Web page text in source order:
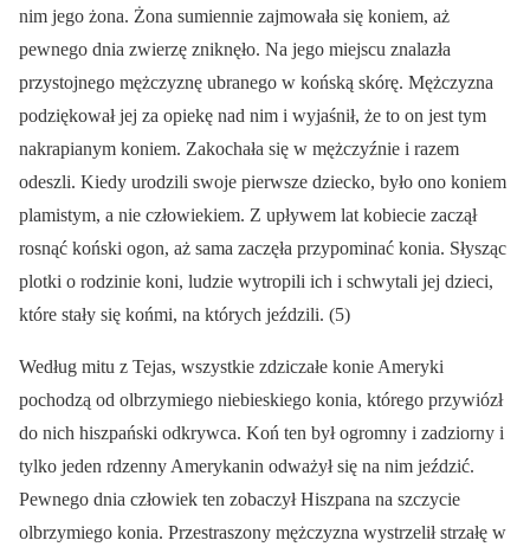
nim jego żona. Żona sumiennie zajmowała się koniem, aż
pewnego dnia zwierzę zniknęło. Na jego miejscu znalazła
przystojnego mężczyznę ubranego w końską skórę. Mężczyzna
podziękował jej za opiekę nad nim i wyjaśnił, że to on jest tym
nakrapianym koniem. Zakochała się w mężczyźnie i razem
odeszli. Kiedy urodzili swoje pierwsze dziecko, było ono koniem
plamistym, a nie człowiekiem. Z upływem lat kobiecie zaczął
rosnąć koński ogon, aż sama zaczęła przypominać konia. Słysząc
plotki o rodzinie koni, ludzie wytropili ich i schwytali jej dzieci,
które stały się końmi, na których jeździli. (5)
Według mitu z Tejas, wszystkie zdziczałe konie Ameryki
pochodzą od olbrzymiego niebieskiego konia, którego przywiózł
do nich hiszpański odkrywca. Koń ten był ogromny i zadziorny i
tylko jeden rdzenny Amerykanin odważył się na nim jeździć.
Pewnego dnia człowiek ten zobaczył Hiszpana na szczycie
olbrzymiego konia. Przestraszony mężczyzna wystrzelił strzałę w